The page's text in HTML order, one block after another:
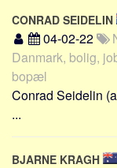
CONRAD SEIDELIN
04-02-22
Danmark, bolig,
bopæl
Conrad Seidelin
...
BJARNE KRAGH